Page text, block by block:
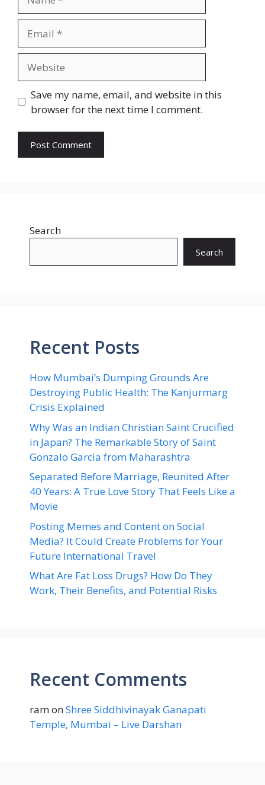
Save my name, email, and website in this
browser for the next time I comment.
Search
Search
Recent Posts
How Mumbai’s Dumping Grounds Are
Destroying Public Health: The Kanjurmarg
Crisis Explained
Why Was an Indian Christian Saint Crucified
in Japan? The Remarkable Story of Saint
Gonzalo Garcia from Maharashtra
Separated Before Marriage, Reunited After
40 Years: A True Love Story That Feels Like a
Movie
Posting Memes and Content on Social
Media? It Could Create Problems for Your
Future International Travel
What Are Fat Loss Drugs? How Do They
Work, Their Benefits, and Potential Risks
Recent Comments
ramonShree Siddhivinayak Ganapati
Temple, Mumbai – Live Darshan